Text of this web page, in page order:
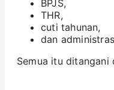
BPJS,
THR,
cuti tahunan,
dan
Semua itu ditangani